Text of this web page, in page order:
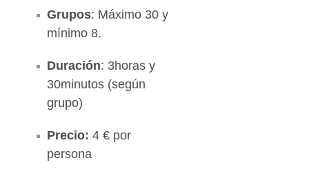
Grupos: Máximo 30 y
mínimo 8.
Duración: 3horas y
30minutos (según
grupo)
Precio: 4 € por
persona